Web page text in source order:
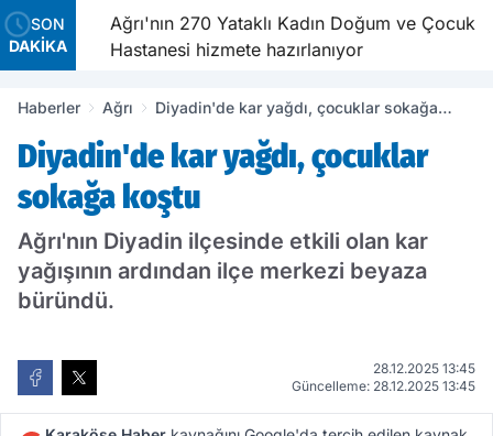
SON
DAKİKA
Dünya
Ağrı'nın 270 Yataklı Kadın Doğum ve Çocuk
Hastanesi hizmete hazırlanıyor
Haberler Ağrı
Diyadin'de kar yağdı, çocuklar sokağa
Diyadin'de kar yağdı, çocuklar
sokağa koştu
Ağrı'nın Diyadin ilçesinde etkili olan kar
yağışının ardından ilçe merkezi beyaza
büründü.
28.12.2025 13:45
Güncelleme: 28.12.2025 13:45